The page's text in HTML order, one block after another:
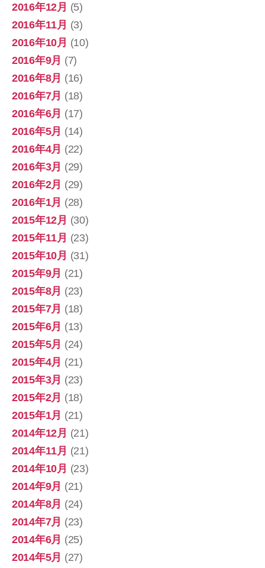
2016年12月 (5)
2016年11月 (3)
2016年10月 (10)
2016年9月 (7)
2016年8月 (16)
2016年7月 (18)
2016年6月 (17)
2016年5月 (14)
2016年4月 (22)
2016年3月 (29)
2016年2月 (29)
2016年1月 (28)
2015年12月 (30)
2015年11月 (23)
2015年10月 (31)
2015年9月 (21)
2015年8月 (23)
2015年7月 (18)
2015年6月 (13)
2015年5月 (24)
2015年4月 (21)
2015年3月 (23)
2015年2月 (18)
2015年1月 (21)
2014年12月 (21)
2014年11月 (21)
2014年10月 (23)
2014年9月 (21)
2014年8月 (24)
2014年7月 (23)
2014年6月 (25)
2014年5月 (27)